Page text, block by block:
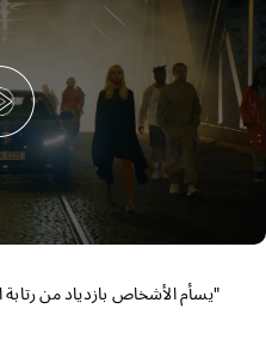
الأمان
الراحة
"يسأم الأشخاص بازدياد من رتابة